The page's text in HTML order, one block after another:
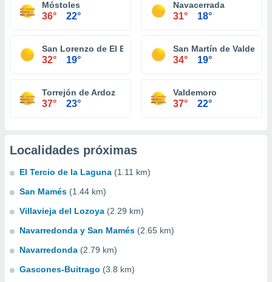
Móstoles
36° 22°
Navacerrada
31° 18°
San Lorenzo de El Escorial
32° 19°
San Martín de
34° 19°
Torrejón de Ardoz
37° 23°
Valdemoro
37° 22°
Localidades próximas
El Tercio de la Laguna (1.11 km)
San Mamés (1.44 km)
Villavieja del Lozoya (2.29 km)
Navarredonda y San Mamés (2.65 km)
Navarredonda (2.79 km)
Gascones-Buitrago (3.8 km)